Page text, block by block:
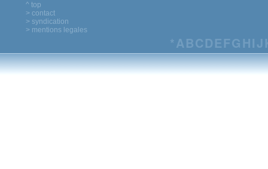
^ top
> contact
> syndication
> mentions legales
*ABCDEFG HIJ